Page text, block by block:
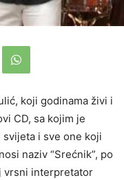
koji godinama živi i
CD, sa kojim je
i sve one koji
naziv “Srećnik”, po
vrsni interpretator